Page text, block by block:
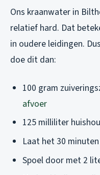
Ons kraanwater in
relatief hard. Dat
in oudere leidingen.
doe dit dan:
100 gram
afvoer
125 milliliter
Laat het 30
Spoel door met 2